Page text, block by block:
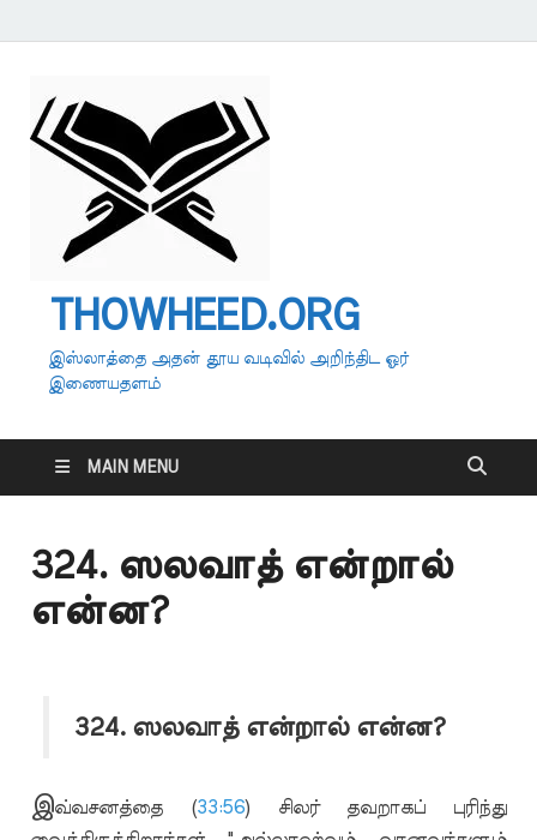
THOWHEED.ORG
இஸ்லாத்தை அதன் தூய வடிவில் அறிந்திட ஓர்
இணையதளம்
MAIN MENU
324. ஸலவாத் என்றால்
என்ன?
324. ஸலவாத் என்றால் என்ன?
இவ்வசனத்தை (33:56) சிலர் தவறாகப் புரிந்து